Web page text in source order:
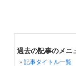
過去の記事のメニ
記事タイトル一覧